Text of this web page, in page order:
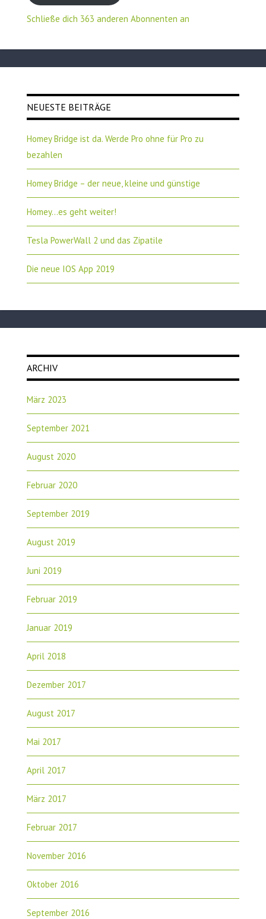
Schließe dich 363 anderen Abonnenten an
NEUESTE BEITRÄGE
Homey Bridge ist da. Werde Pro ohne für Pro zu
bezahlen
Homey Bridge – der neue, kleine und günstige
Homey…es geht weiter!
Tesla PowerWall 2 und das Zipatile
Die neue IOS App 2019
ARCHIV
März 2023
September 2021
August 2020
Februar 2020
September 2019
August 2019
Juni 2019
Februar 2019
Januar 2019
April 2018
Dezember 2017
August 2017
Mai 2017
April 2017
März 2017
Februar 2017
November 2016
Oktober 2016
September 2016